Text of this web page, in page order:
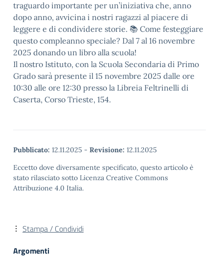
traguardo importante per un’iniziativa che, anno
dopo anno, avvicina i nostri ragazzi al piacere di
leggere e di condividere storie. 📚 Come festeggiare
questo compleanno speciale? Dal 7 al 16 novembre
2025 donando un libro alla scuola!
Il nostro Istituto, con la Scuola Secondaria di Primo
Grado sarà presente il 15 novembre 2025 dalle ore
10:30 alle ore 12:30 presso la Libreia Feltrinelli di
Caserta, Corso Trieste, 154.
Pubblicato: 12.11.2025 - Revisione: 12.11.2025
Eccetto dove diversamente specificato, questo articolo è
stato rilasciato sotto Licenza Creative Commons
Attribuzione 4.0 Italia.
Stampa / Condividi
Argomenti